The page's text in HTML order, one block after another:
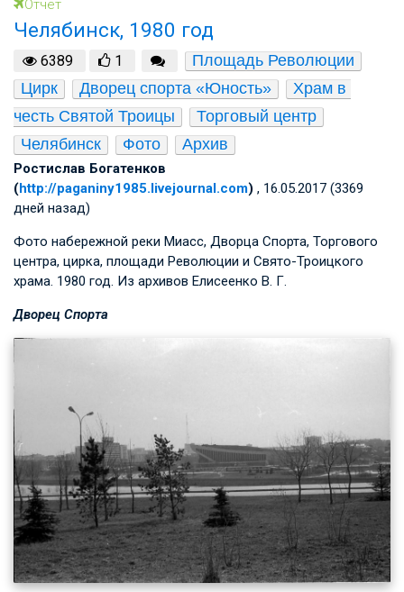
Отчет
Челябинск, 1980 год
6389 1
Площадь Революции
Цирк
Дворец спорта «Юность»
Храм в
честь Святой Троицы
Торговый центр
Челябинск
Фото Архив
Ростислав Богатенков
(http://paganiny1985.livejournal.com) , 16.05.2017 (3369
дней назад)
Фото набережной реки Миасс, Дворца Спорта, Торгового
центра, цирка, площади Революции и Свято-Троицкого
храма. 1980 год. Из архивов Елисеенко В. Г.
Дворец Спорта